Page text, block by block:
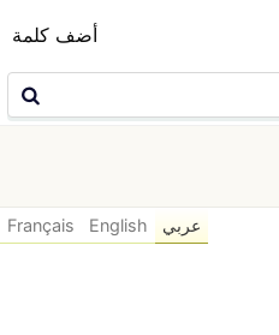
أضف كلمة
عربي English
Français